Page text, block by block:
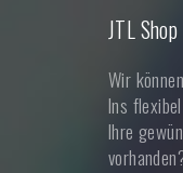
JTL
Wir
Ins
Ihre